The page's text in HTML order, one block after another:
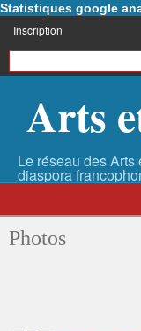
Statistiques google
Inscription
Arts
Photos